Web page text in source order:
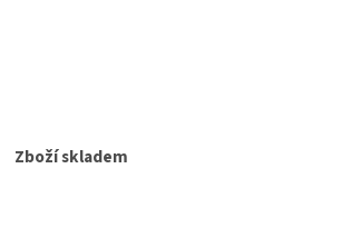
Zboží skladem